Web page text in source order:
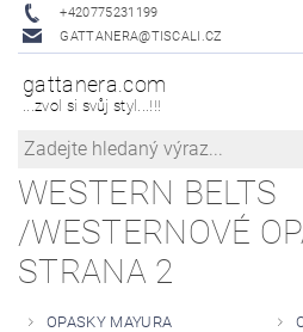
+420775231199
GATTANERA@TISCALI.CZ
gattanera.com
...zvol si svůj styl...!!!
WESTERN BELTS
/WESTERNOVÉ
STRANA 2
OPASKY MAYURA